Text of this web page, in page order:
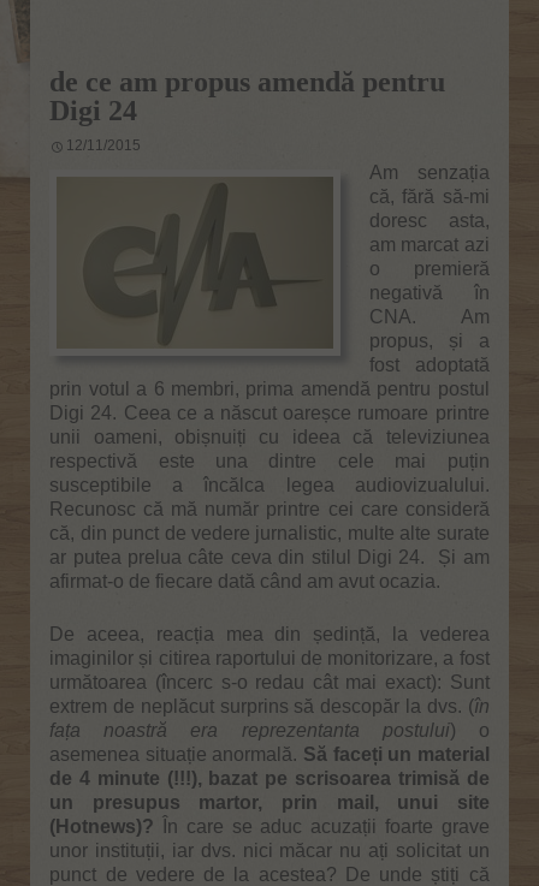
de ce am propus amendă pentru
Digi 24
12/11/2015
Am senzația
că, fără să-mi
doresc asta,
am marcat azi
o premieră
negativă în
CNA. Am
propus, și a
fost adoptată
prin votul a 6 membri, prima amendă pentru postul
Digi 24. Ceea ce a născut oareșce rumoare printre
unii oameni, obișnuiți cu ideea că televiziunea
respectivă este una dintre cele mai puțin
susceptibile a încălca legea audiovizualului.
Recunosc că mă număr printre cei care consideră
că, din punct de vedere jurnalistic, multe alte surate
ar putea prelua câte ceva din stilul Digi 24. Și am
afirmat-o de fiecare dată când am avut ocazia.
De aceea, reacția mea din ședință, la vederea
imaginilor și citirea raportului de monitorizare, a fost
următoarea (încerc s-o redau cât mai exact): Sunt
extrem de neplăcut surprins să descopăr la dvs. (în
fața noastră era reprezentanta postului) o
asemenea situație anormală. Să faceți un material
de 4 minute (!!!), bazat pe scrisoarea trimisă de
un presupus martor, prin mail, unui site
(Hotnews)? În care se aduc acuzații foarte grave
unor instituții, iar dvs. nici măcar nu ați solicitat un
punct de vedere de la acestea? De unde știți că